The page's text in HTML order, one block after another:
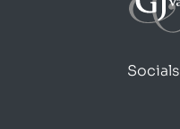
Socials